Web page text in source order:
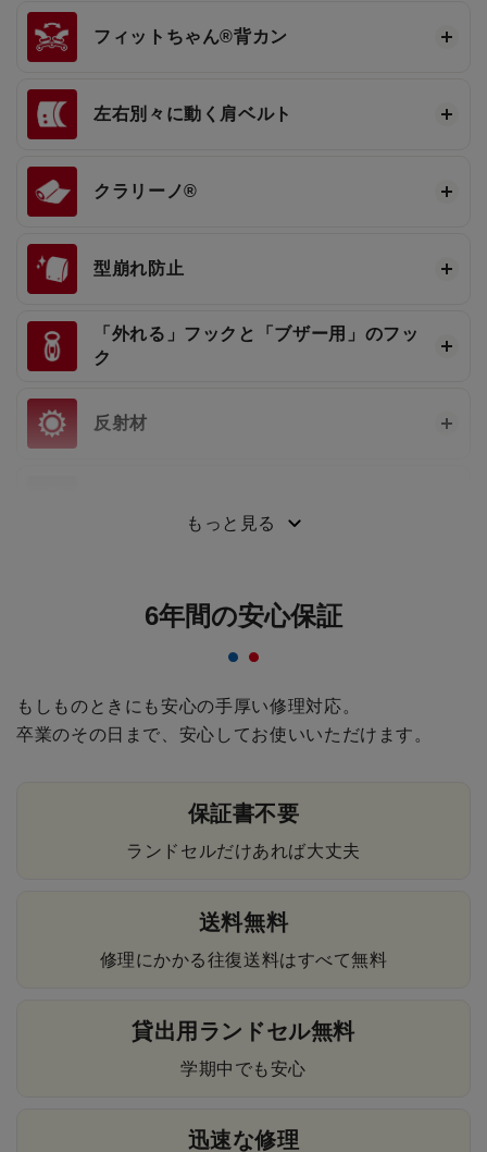
フィットちゃん®背カン
左右別々に動く肩ベルト
クラリーノ®
型崩れ防止
「外れる」フックと「ブザー用」のフッ
ク
反射材
もっと見る
6年間の安心保証
もしものときにも安心の手厚い修理対応。
卒業のその日まで、安心してお使いいただけます。
保証書不要
ランドセルだけあれば大丈夫
送料無料
修理にかかる往復送料はすべて無料
貸出用ランドセル無料
学期中でも安心
迅速な修理